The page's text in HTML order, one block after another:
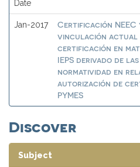
Date
Jan-2017
Certificación NEEC
vinculación actual
certificación en
IEPS derivado de
normatividad en
autorización de
PYMES
Discover
Subject